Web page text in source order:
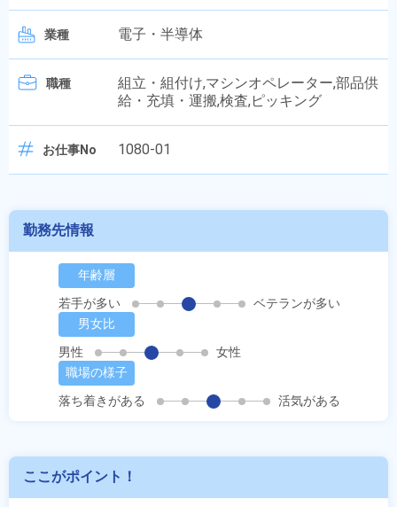
業種 電子・半導体
職種
組立・組付け,マシンオペレーター,部品供
給・充填・運搬,検査,ピッキング
お仕事No 1080-01
勤務先情報
年齢層
若手が多い
ベテランが多い
男女比
男性
女性
職場の様子
落ち着きがある
活気がある
ここがポイント！